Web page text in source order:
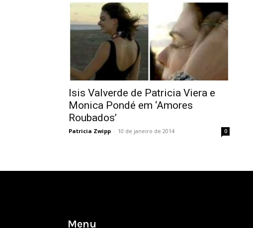
Isis Valverde de Patricia Viera e
Monica Pondé em ‘Amores
Roubados’
Patricia Zwipp - 10 de janeiro de 2014 0
Menu